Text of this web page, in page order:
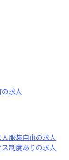
の求人
人服装自由の求人
制度あり の求人